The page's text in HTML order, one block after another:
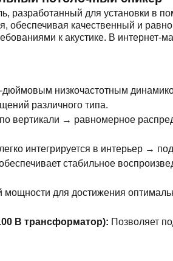
разработанный для установки в
обеспечивая качественный и
к акустике. В
дюймовым низкочастотным
различного типа.
по вертикали → равномерное
интегрируется в интерьер →
стабильное
для достижения
В трансформатор): Позволяет